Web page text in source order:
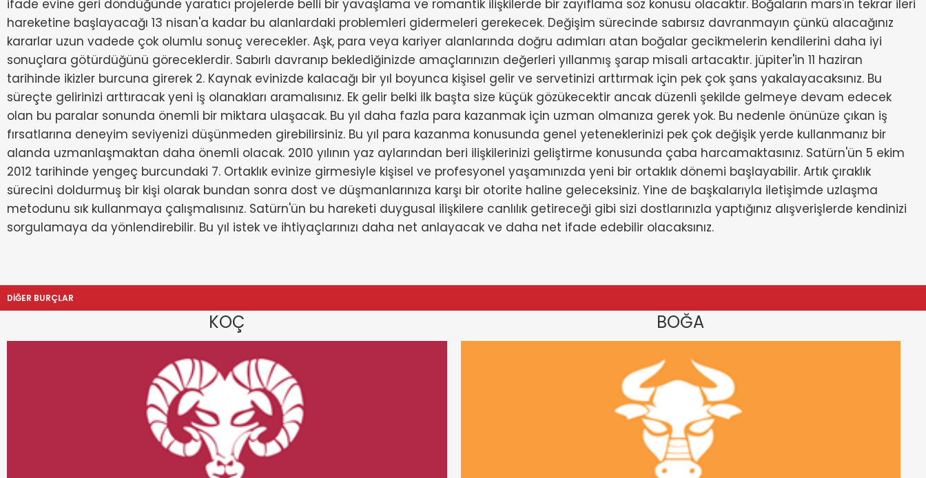
ifade evine geri döndüğünde yaratıcı projelerde belli bir yavaşlama ve romantik ilişkilerde bir zayıflama söz konusu olacaktır. Boğaların mars'ın tekrar ileri
hareketine başlayacağı 13 nisan'a kadar bu alanlardaki problemleri gidermeleri gerekecek. Değişim sürecinde sabırsız davranmayın çünkü alacağınız
kararlar uzun vadede çok olumlu sonuç verecekler. Aşk, para veya kariyer alanlarında doğru adımları atan boğalar gecikmelerin kendilerini daha iyi
sonuçlara götürdüğünü göreceklerdir. Sabırlı davranıp beklediğinizde amaçlarınızın değerleri yıllanmış şarap misali artacaktır. jüpiter'in 11 haziran
tarihinde ikizler burcuna girerek 2. Kaynak evinizde kalacağı bir yıl boyunca kişisel gelir ve servetinizi arttırmak için pek çok şans yakalayacaksınız. Bu
süreçte gelirinizi arttıracak yeni iş olanakları aramalısınız. Ek gelir belki ilk başta size küçük gözükecektir ancak düzenli şekilde gelmeye devam edecek
olan bu paralar sonunda önemli bir miktara ulaşacak. Bu yıl daha fazla para kazanmak için uzman olmanıza gerek yok. Bu nedenle önünüze çıkan iş
fırsatlarına deneyim seviyenizi düşünmeden girebilirsiniz. Bu yıl para kazanma konusunda genel yeteneklerinizi pek çok değişik yerde kullanmanız bir
alanda uzmanlaşmaktan daha önemli olacak. 2010 yılının yaz aylarından beri ilişkilerinizi geliştirme konusunda çaba harcamaktasınız. Satürn'ün 5 ekim
2012 tarihinde yengeç burcundaki 7. Ortaklık evinize girmesiyle kişisel ve profesyonel yaşamınızda yeni bir ortaklık dönemi başlayabilir. Artık çıraklık
sürecini doldurmuş bir kişi olarak bundan sonra dost ve düşmanlarınıza karşı bir otorite haline geleceksiniz. Yine de başkalarıyla iletişimde uzlaşma
metodunu sık kullanmaya çalışmalısınız. Satürn'ün bu hareketi duygusal ilişkilere canlılık getireceği gibi sizi dostlarınızla yaptığınız alışverişlerde kendinizi
sorgulamaya da yönlendirebilir. Bu yıl istek ve ihtiyaçlarınızı daha net anlayacak ve daha net ifade edebilir olacaksınız.
DİĞER BURÇLAR
KOÇ BOĞA